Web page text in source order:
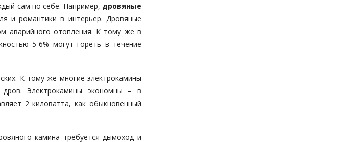
сам по себе. Например, дровяные
и романтики в интерьер. Дровяные
аварийного отопления. К тому же в
5-6% могут гореть в течение
К тому же многие электрокамины
Электрокамины экономны – в
2 киловатта, как обыкновенный
камина требуется дымоход и